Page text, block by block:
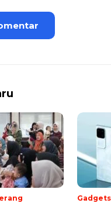
Gadgets